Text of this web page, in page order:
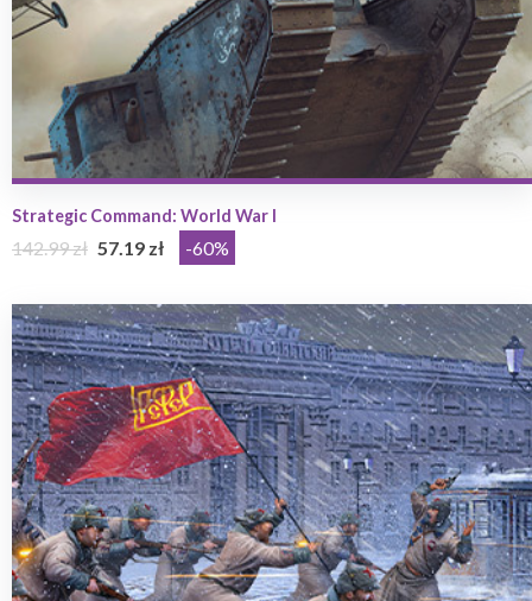
Strategic Command: World War I
142.99 zł 57.19 zł -60%